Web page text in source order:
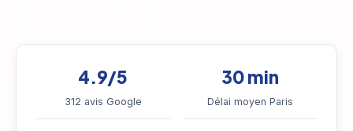
4.9/5
312 avis Google
30 min
Délai moyen Paris